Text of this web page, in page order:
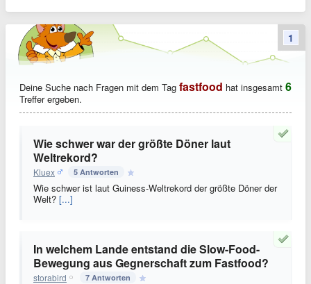
Deine Suche nach Fragen mit dem Tag fastfood hat insgesamt 6
Treffer ergeben.
Wie schwer war der größte Döner laut
Weltrekord?
Kluex 5 Antworten
Wie schwer ist laut Guiness-Weltrekord der größte Döner der
Welt? [...]
In welchem Lande entstand die Slow-Food-
Bewegung aus Gegnerschaft zum Fastfood?
storabird 7 Antworten
1